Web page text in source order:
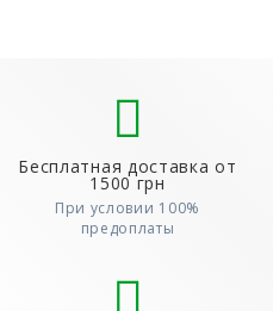
Бесплатная доставка от
1500 грн
При условии 100%
предоплаты